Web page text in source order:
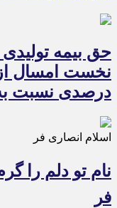
حق بیمه
درصدی نسبت
اسلام انصاری فر
نام تو دلم را
فر